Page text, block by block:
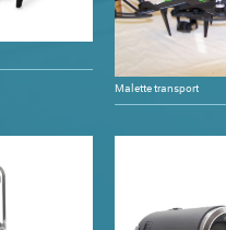
Malette transport